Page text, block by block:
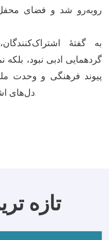
روبه‌رو شد و فضای
به گفتهٔ
گردهمایی ادبی نبود، بلکه
پیوند فرهنگی و وحدت
دل‌های اشتراک‌کنندگان برجا گذاشت.
تازه